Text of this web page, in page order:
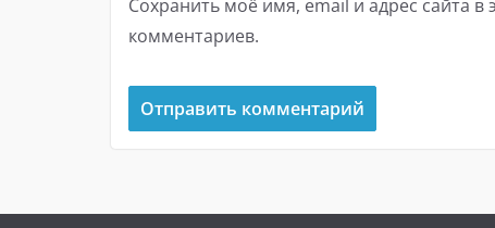
Сохранить моё имя, email и адрес сайта
комментариев.